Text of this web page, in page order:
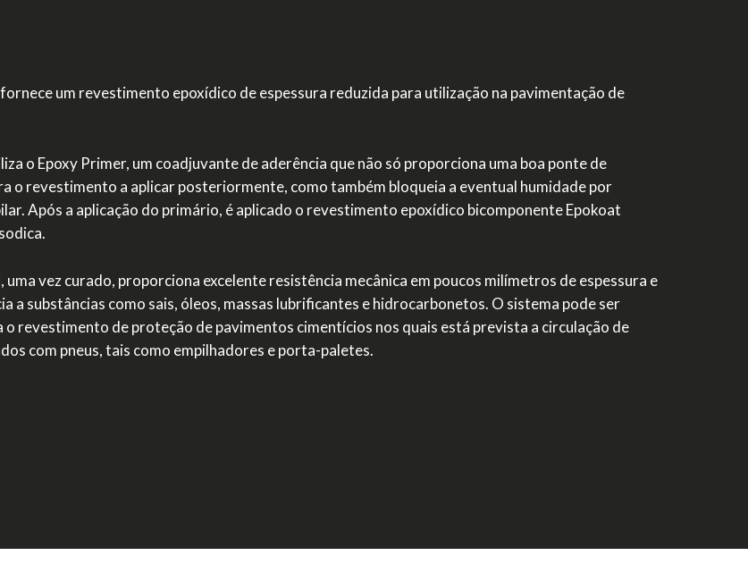
um revestimento epoxídico de espessura reduzida para utilização na pavimentação de
o Epoxy Primer, um coadjuvante de aderência que não só proporciona uma boa ponte de
o revestimento a aplicar posteriormente, como também bloqueia a eventual humidade por
Após a aplicação do primário, é aplicado o revestimento epoxídico bicomponente Epokoat
uma vez curado, proporciona excelente resistência mecânica em poucos milímetros de espessura e
a substâncias como sais, óleos, massas lubrificantes e hidrocarbonetos. O sistema pode ser
o revestimento de proteção de pavimentos cimentícios nos quais está prevista a circulação de
com pneus, tais como empilhadores e porta-paletes.